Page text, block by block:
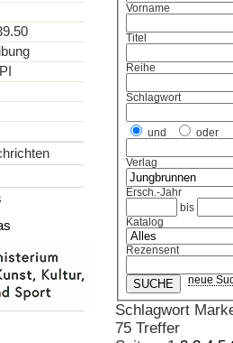
Vorname
Titel
Reihe
Schlagwort
und oder
Verlag
Ersch.-Jahr
bis
Katalog
Rezensent
neue
Schlagwort
75 Treffer